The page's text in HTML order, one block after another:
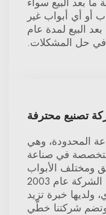
أو أي أبواب غير
البيع لمدة عام
حل المشكلات.
تصنيع محترفة
المحدودة، وهي
في صناعة
ومختلف الأبواب
المتخصصة الأخرى. تأسست الشركة عام 2003
ولديها خبرة تزيد
وتضم شركتنا خطَّي